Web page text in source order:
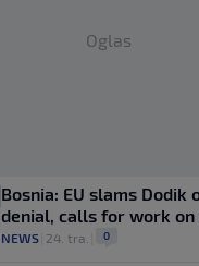
Oglas
Bosnia: EU slams Dodik
denial, calls for work on
NEWS 24. tra. 0